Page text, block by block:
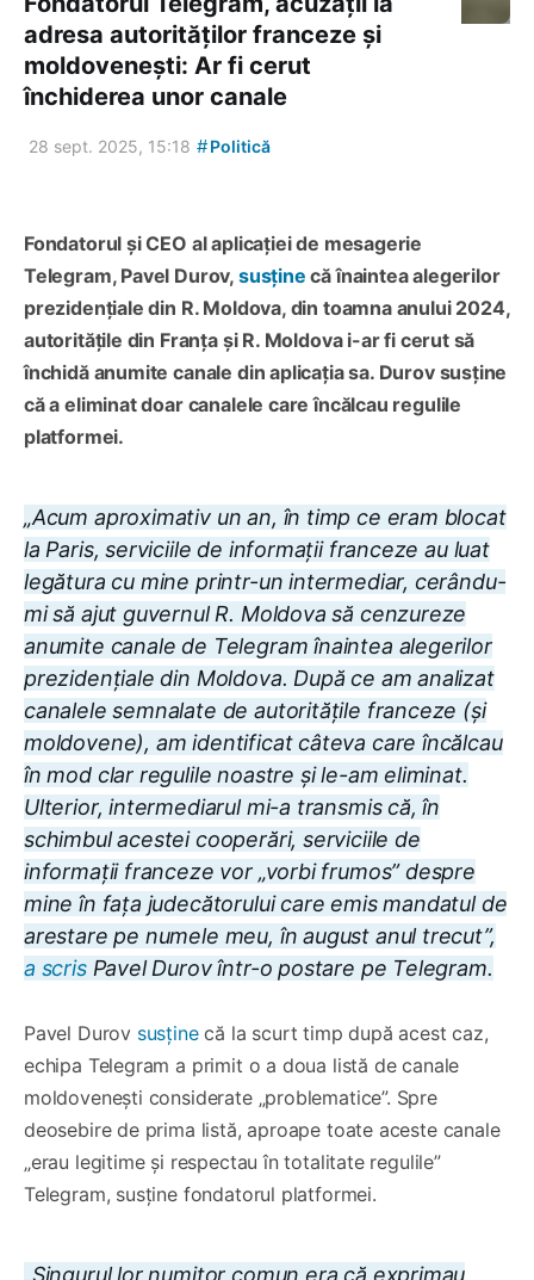
adresa autorităților franceze și
moldovenești: Ar fi cerut
închiderea unor canale
28 sept. 2025, 15:18 #Politică
Fondatorul și CEO al aplicației de mesagerie
Telegram, Pavel Durov, susține că înaintea alegerilor
prezidențiale din R. Moldova, din toamna anului 2024,
autoritățile din Franța și R. Moldova i-ar fi cerut să
închidă anumite canale din aplicația sa. Durov susține
că a eliminat doar canalele care încălcau regulile
platformei.
„Acum aproximativ un an, în timp ce eram blocat
la Paris, serviciile de informații franceze au luat
legătura cu mine printr-un intermediar, cerându-
mi să ajut guvernul R. Moldova să cenzureze
anumite canale de Telegram înaintea alegerilor
prezidențiale din Moldova. După ce am analizat
canalele semnalate de autoritățile franceze (și
moldovene), am identificat câteva care încălcau
în mod clar regulile noastre și le-am eliminat.
Ulterior, intermediarul mi-a transmis că, în
schimbul acestei cooperări, serviciile de
informații franceze vor „vorbi frumos” despre
mine în fața judecătorului care emis mandatul de
arestare pe numele meu, în august anul trecut”,
a scrisPavel Durov într-o postare pe Telegram.
Pavel Durov susținecă la scurt timp după acest caz,
echipa Telegram a primit o a doua listă de canale
moldovenești considerate „problematice”. Spre
deosebire de prima listă, aproape toate aceste canale
„erau legitime și respectau în totalitate regulile”
Telegram, susține fondatorul platformei.
„Singurul lor numitor comun era că exprimau